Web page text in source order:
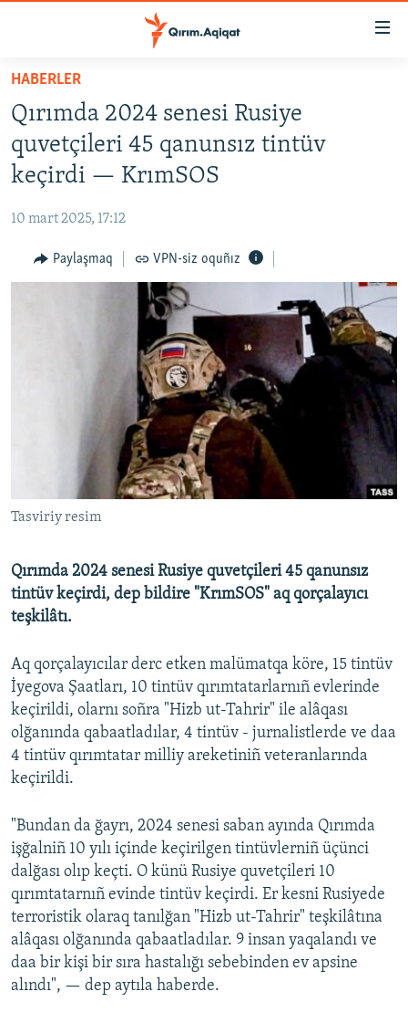
Esas
qaytmaq
Baş
navigatsiyağa
qaytmaq
Qıdıruvğa
HABERLER
SİYASET
İQTİSADİYAT
MEDENİYET
İNSAN AQLARI
Українською
QOŞULIÑIZ!
RFE/RS bütün saytları
HABERLER
Qırımda 2024 senesi Rusiye
quvetçileri 45 qanunsız tintüv
keçirdi — KrımSOS
10 mart 2025, 17:12
Paylaşmaq VPN-siz oquñız
Tasviriy resim
Qırımda 2024 senesi Rusiye quvetçileri 45 qanunsız
tintüv keçirdi, dep bildire "KrımSOS" aq qorçalayıcı
teşkilâtı.
Aq qorçalayıcılar derc etken malümatqa köre, 15 tintüv
İyegova Şaatları, 10 tintüv qırımtatarlarnıñ evlerinde
keçirildi, olarnı soñra "Hizb ut-Tahrir" ile alâqası
olğanında qabaatladılar, 4 tintüv - jurnalistlerde ve daa
4 tintüv qırımtatar milliy areketiniñ veteranlarında
keçirildi.
"Bundan da ğayrı, 2024 senesi saban ayında Qırımda
işğalniñ 10 yılı içinde keçirilgen tintüvlerniñ üçünci
dalğası olıp keçti. O künü Rusiye quvetçileri 10
qırımtatarnıñ evinde tintüv keçirdi. Er kesni Rusiyede
terroristik olaraq tanılğan "Hizb ut-Tahrir" teşkilâtına
alâqası olğanında qabaatladılar. 9 insan yaqalandı ve
daa bir kişi bir sıra hastalığı sebebinden ev apsine
alındı", — dep aytıla haberde.